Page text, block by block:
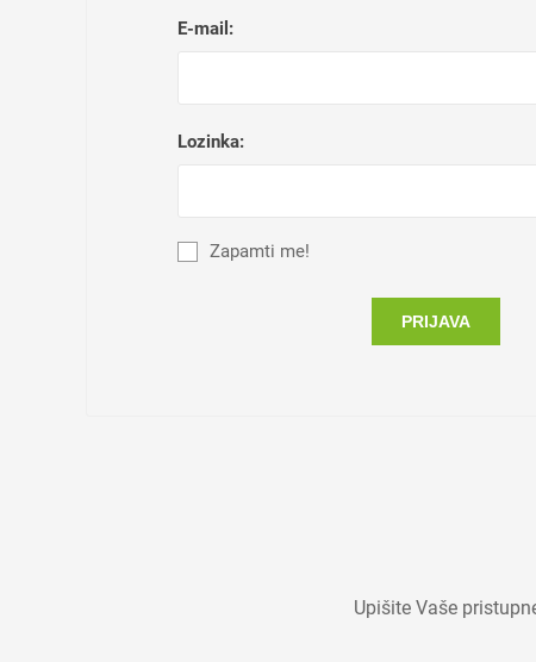
E-mail:
Lozinka:
Zapamti me!
PRIJAVA
Upišite Vaše